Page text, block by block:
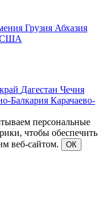
Грузия Абхазия
Дагестан Чечня
Балкария Карачаево-
персональные
чтобы обеспечить
веб-сайтом.
ОК